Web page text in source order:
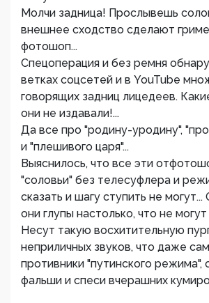
Молчи задница! Прослывешь
внешнее сходство сделают
фотошоп...
Спецоперация и без ремня
ветках соцсетей и в YouTube
говорящих задниц лицедеев.
они не издавали!...
Да все про "родину-уродину",
и "плешивого царя"...
Выяснилось, что все эти
"соловьи" без телесуфлера и
сказать и шагу ступить не могут...
они глупы настолько, что не
Несут такую восхитительную
неприличных звуков, что даже
противники "путинского режима",
фальши и спеси вчерашних